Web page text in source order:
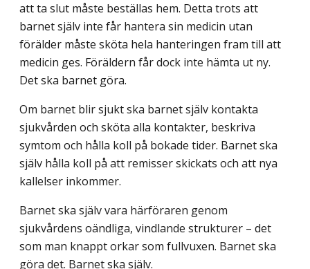
att ta slut måste beställas hem. Detta trots att
barnet själv inte får hantera sin medicin utan
förälder måste sköta hela hanteringen fram till att
medicin ges. Föräldern får dock inte hämta ut ny.
Det ska barnet göra.
Om barnet blir sjukt ska barnet själv kontakta
sjukvården och sköta alla kontakter, beskriva
symtom och hålla koll på bokade tider. Barnet ska
själv hålla koll på att remisser skickats och att nya
kallelser inkommer.
Barnet ska själv vara härföraren genom
sjukvårdens oändliga, vindlande strukturer – det
som man knappt orkar som fullvuxen. Barnet ska
göra det. Barnet ska själv.